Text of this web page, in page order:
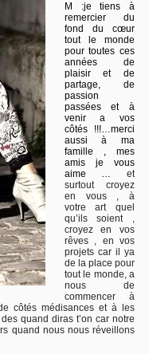
M :je tiens à
remercier du
fond du cœur
tout le monde
pour toutes ces
années de
plaisir et de
partage, de
passion
passées et à
venir a vos
côtés !!!…merci
aussi à ma
famille , mes
amis je vous
aime …
et
surtout croyez
en vous , à
votre art quel
qu’ils soient ,
croyez en vos
rêves , en vos
projets car il ya
de la place pour
tout le monde, a
nous de
commencer à
côtés médisances et à les
quand diras t’on car notre
quand nous nous réveillons